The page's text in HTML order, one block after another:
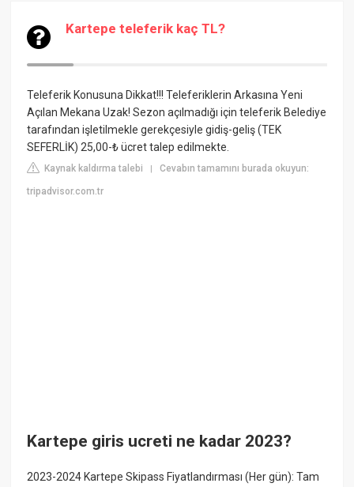
Kartepe teleferik kaç TL?
Teleferik Konusuna Dikkat!!! Teleferiklerin Arkasına Yeni
Açılan Mekana Uzak! Sezon açılmadığı için teleferik Belediye
tarafından işletilmekle gerekçesiyle gidiş-geliş (TEK
SEFERLİK) 25,00-₺ ücret talep edilmekte.
Kaynak kaldırma talebi |Cevabın tamamını burada okuyun:
tripadvisor.com.tr
Kartepe giris ucreti ne kadar 2023?
2023-2024 Kartepe Skipass Fiyatlandırması (Her gün): Tam